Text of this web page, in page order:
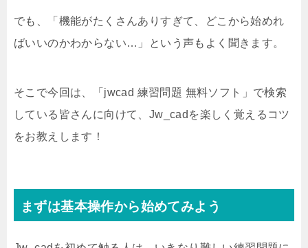
でも、「機能がたくさんありすぎて、どこから始めれ
ばいいのかわからない…」という声もよく聞きます。
そこで今回は、「jwcad 練習問題 無料ソフト」で検索
している皆さんに向けて、Jw_cadを楽しく覚えるコツ
をお教えします！
まずは基本操作から始めてみよう